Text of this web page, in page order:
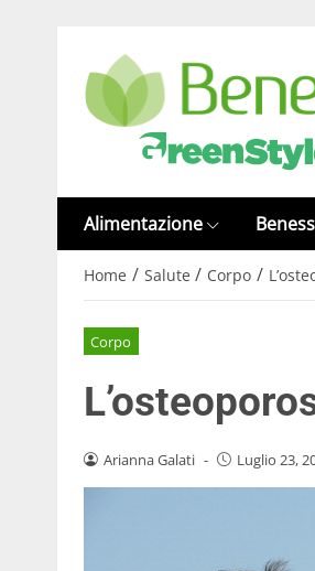
Alimentazione
Home / Salute / Corpo /
Corpo
Arianna Galati - Luglio 23,